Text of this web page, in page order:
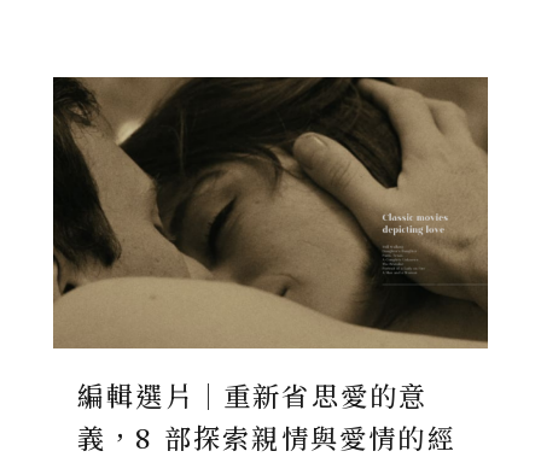
編輯選片｜重新省思愛的意
義，8 部探索親情與愛情的經